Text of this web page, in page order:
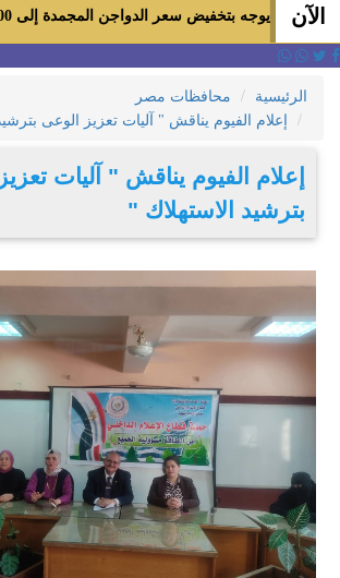
الآن
سعر الدواجن المجمدة إلى 100 جنيه للكيلو بالمجمعات الاستهلاكية ومعارض «أهلاً رمضان»
الرئيسية
محافظات مصر
إعلام الفيوم يناقش " آليات تعزيز الوعى
إعلام الفيوم يناقش " آليات
بترشيد الاستهلاك "